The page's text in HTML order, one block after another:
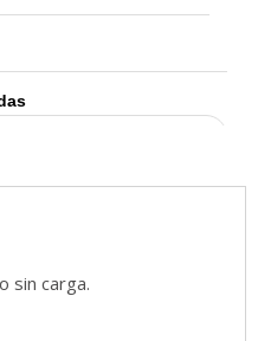
sin carga.